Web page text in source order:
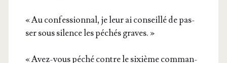
« Au confes­sion­nal, je leur ai conseillé de pas­
ser sous silence les péchés graves. »
« Avez-vous péché contre le sixième com­man­